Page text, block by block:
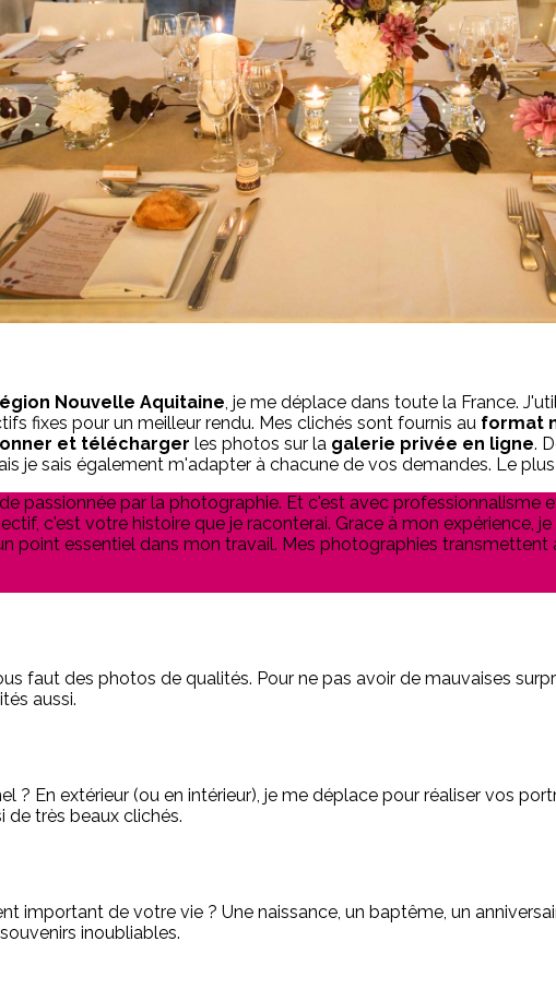
Nouvelle Aquitaine, je me déplace dans toute la France.
fixes pour un meilleur rendu. Mes clichés sont fournis au format
et télécharger les photos sur la galerie privée en ligne.
je sais également m'adapter à chacune de vos demandes. Le
passionnée par la photographie. Et c'est avec professionnalisme
c'est votre histoire que je raconterai. Grace à mon expérience,
point essentiel dans mon travail. Mes photographies
faut des photos de qualités. Pour ne pas avoir de mauvaises
aussi.
? En extérieur (ou en intérieur), je me déplace pour réaliser vos
de très beaux clichés.
important de votre vie ? Une naissance, un baptême, un
inoubliables.